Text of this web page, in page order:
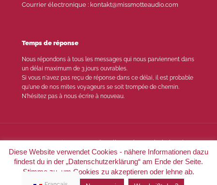
Courrier électronique : kontakt@missmotteaudio.com
Temps de réponse
Nous répondons à tous les messages qui nous parviennent dans
un délai maximum de 3 jours ouvrables.
Si vous n'avez pas reçu de réponse dans ce délai, il est probable
qu'une de nos mites voyageurs se soit trompée de chemin.
N'hésitez pas à nous écrire à nouveau.
© 2022 Miss Motte Audio. Alle Rechte vorbehalten |
Mentions légales|Protection des données
Diese Website verwendet Cookies - nähere Informationen dazu
findest du in der „Datenschutzerklärung“ am Ende der Seite.
Stimme zu, um Cookies zu akzeptieren oder lehne ab.